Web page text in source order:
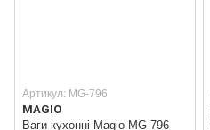
Артикул: MG-796
MAGIO
Ваги кухонні Magio MG-796